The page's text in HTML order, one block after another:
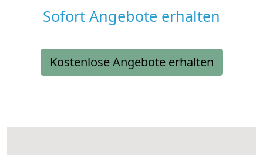
Sofort Angebote erhalten
Kostenlose Angebote erhalten